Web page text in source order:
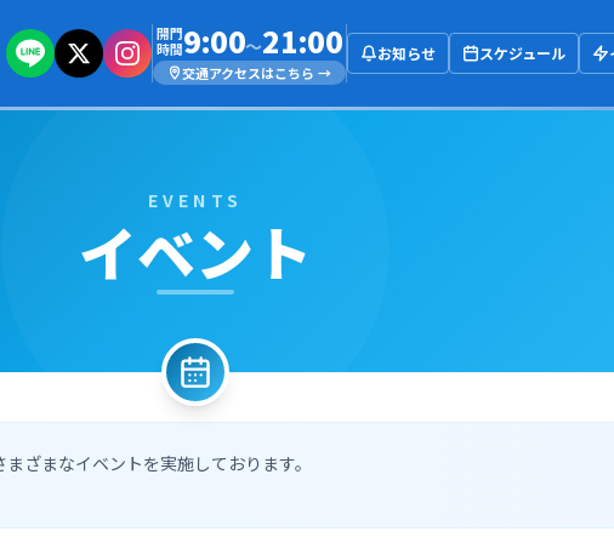
開門
時間9:00～21:00
交通アクセスはこちら →
お知らせ スケジュール
EVENTS
イベント
ざまなイベントを実施しております。